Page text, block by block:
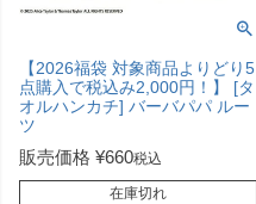
【2026福袋 対象商品よりどり5
点購入で税込み2,000円！】 [タ
オルハンカチ] バーバパパ ルー
ツ
販売価格 ¥660税込
在庫切れ